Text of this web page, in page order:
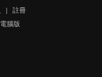
|
註冊
電腦版